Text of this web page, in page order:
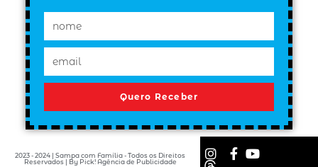
Quero Receber
2023 - 2024 | Sampa com Família - Todos os Direitos
Reservados | By Pick! Agência de Publicidade